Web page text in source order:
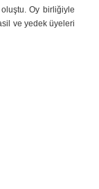
Oy birliğiyle
ve yedek üyeleri